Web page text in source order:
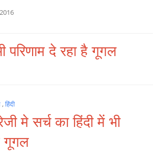
परिणाम दे रहा है गूगल
,हिंदी
मे सर्च का हिंदी में भी
गूगल